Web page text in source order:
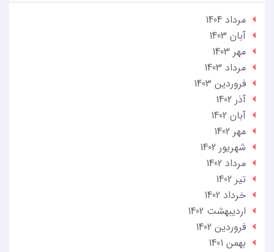
مرداد 1404
آبان 1403
مهر 1403
مرداد 1403
فروردین 1403
آذر 1402
آبان 1402
مهر 1402
شهریور 1402
مرداد 1402
تير 1402
خرداد 1402
ارديبهشت 1402
فروردین 1402
بهمن 1401